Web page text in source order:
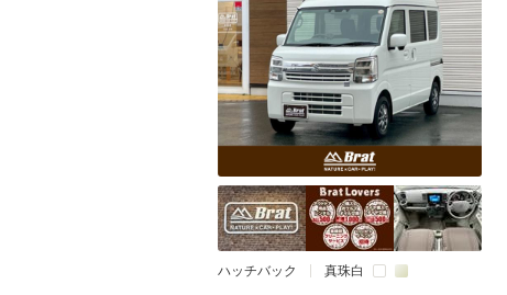
ハッチバック 真珠白